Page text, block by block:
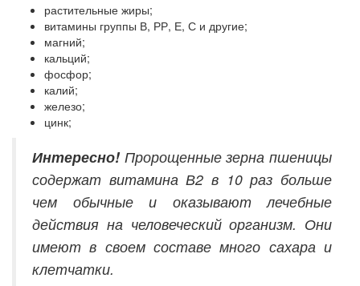
растительные жиры;
витамины группы В, РР, Е, С и другие;
магний;
кальций;
фосфор;
калий;
железо;
цинк;
Интересно!Пророщенные зерна пшеницы
содержат витамина В2 в 10 раз больше
чем обычные и оказывают лечебные
действия на человеческий организм. Они
имеют в своем составе много сахара и
клетчатки.